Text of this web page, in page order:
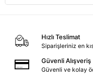
Hızlı Teslimat
Siparişleriniz en
Güvenli Alışveriş
Güvenli ve kolay